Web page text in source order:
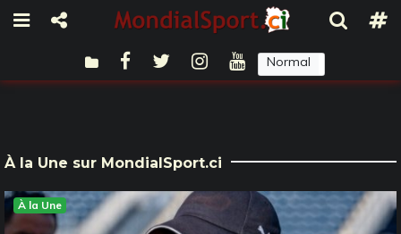
Normal
À la Une sur MondialSport.ci
À la Une